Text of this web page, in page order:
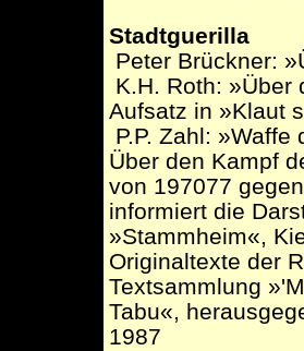
Stadtguerilla
Peter Brückner:
K.H. Roth:
Aufsatz in »Klaut
P.P. Zahl:
Über den Kampf
von 1970­77
informiert die
»Stammheim«,
Originaltexte der
Textsammlung
Tabu«,
1987